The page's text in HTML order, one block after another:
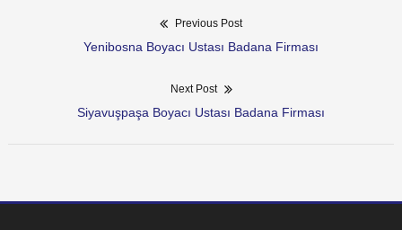
Previous Post
Previous
Yenibosna Boyacı Ustası Badana Firması
Next Post
Next
Siyavuşpaşa Boyacı Ustası Badana Firması